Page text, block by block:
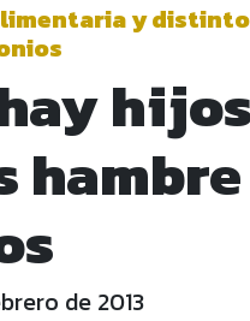
y
de 2013